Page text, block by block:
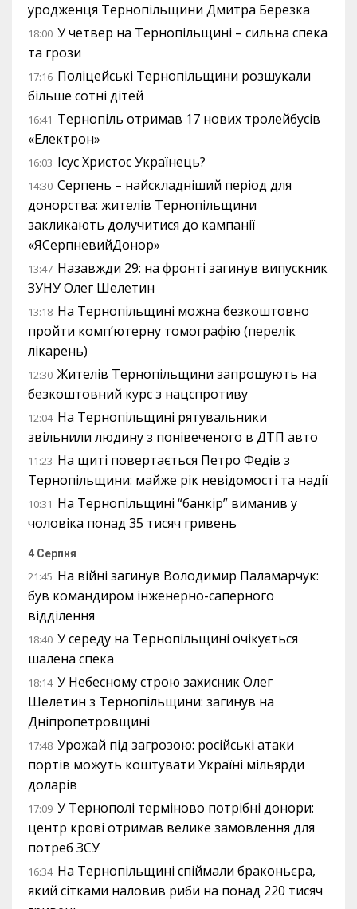
уродженця Тернопільщини Дмитра Березка
18:00 У четвер на Тернопільщині – сильна спека
та грози
17:16 Поліцейські Тернопільщини розшукали
більше сотні дітей
16:41 Тернопіль отримав 17 нових тролейбусів
«Електрон»
16:03 Ісус Христос Українець?
14:30 Серпень – найскладніший період для
донорства: жителів Тернопільщини
закликають долучитися до кампанії
«ЯСерпневийДонор»
13:47 Назавжди 29: на фронті загинув випускник
ЗУНУ Олег Шелетин
13:18 На Тернопільщині можна безкоштовно
пройти комп’ютерну томографію (перелік
лікарень)
12:30 Жителів Тернопільщини запрошують на
безкоштовний курс з нацспротиву
12:04 На Тернопільщині рятувальники
звільнили людину з понівеченого в ДТП авто
11:23 На щиті повертається Петро Федів з
Тернопільщини: майже рік невідомості та надії
10:31 На Тернопільщині “банкір” виманив у
чоловіка понад 35 тисяч гривень
4 Серпня
21:45 На війні загинув Володимир Паламарчук:
був командиром інженерно-саперного
відділення
18:40 У середу на Тернопільщині очікується
шалена спека
18:14 У Небесному строю захисник Олег
Шелетин з Тернопільщини: загинув на
Дніпропетровщині
17:48 Урожай під загрозою: російські атаки
портів можуть коштувати Україні мільярди
доларів
17:09 У Тернополі терміново потрібні донори:
центр крові отримав велике замовлення для
потреб ЗСУ
16:34 На Тернопільщині спіймали браконьєра,
який сітками наловив риби на понад 220 тисяч